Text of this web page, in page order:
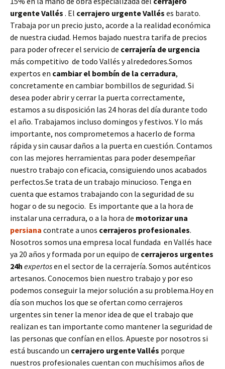
urgente Vallés . El cerrajero urgente Vallés es barato.
Trabaja por un precio justo, acorde a la realidad económica
de nuestra ciudad. Hemos bajado nuestra tarifa de precios
para poder ofrecer el servicio de cerrajería de urgencia
más competitivo de todo Vallés y alrededores.Somos
expertos en cambiar el bombín de la cerradura,
concretamente en cambiar bombillos de seguridad. Si
desea poder abrir y cerrar la puerta correctamente,
estamos a su disposición las 24 horas del día durante todo
el año. Trabajamos incluso domingos y festivos. Y lo más
importante, nos comprometemos a hacerlo de forma
rápida y sin causar daños a la puerta en cuestión. Contamos
con las mejores herramientas para poder desempeñar
nuestro trabajo con eficacia, consiguiendo unos acabados
perfectos.Se trata de un trabajo minucioso. Tenga en
cuenta que estamos trabajando con la seguridad de su
hogar o de su negocio. Es importante que a la hora de
instalar una cerradura, o a la hora de motorizar una
persiana contrate a unos cerrajeros profesionales.
Nosotros somos una empresa local fundada en Vallés hace
ya 20 años y formada por un equipo de cerrajeros urgentes
24h expertosen el sector de la cerrajería. Somos auténticos
artesanos. Conocemos bien nuestro trabajo y por eso
podemos conseguir la mejor solución a su problema.Hoy en
día son muchos los que se ofertan como cerrajeros
urgentes sin tener la menor idea de que el trabajo que
realizan es tan importante como mantener la seguridad de
las personas que confían en ellos. Apueste por nosotros si
está buscando un cerrajero urgenteVallés porque
nuestros profesionales cuentan con muchísimos años de